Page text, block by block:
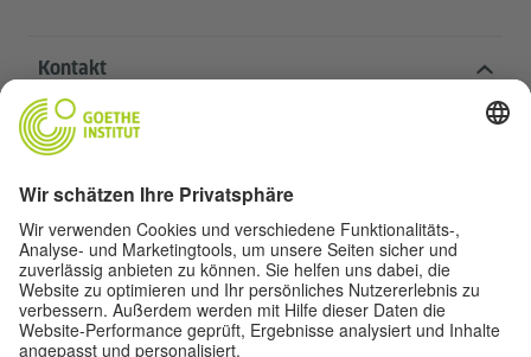
Kontakt
Goethe-Institut Zentrale
Oskar von Miller-Ring 18
80333 München
deutschstunde@goethe.de
Hilfreiche Links